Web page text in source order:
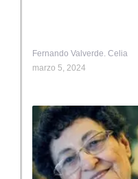
Fernando Valverde. Celia
marzo 5, 2024